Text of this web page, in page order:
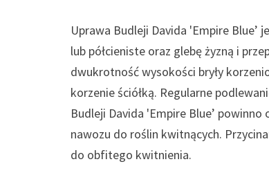
Uprawa Budleji Davida 'Empire
lub półcieniste oraz glebę żyzną i
dwukrotność wysokości bryły
korzenie ściółką. Regularne
Budleji Davida 'Empire Blue’
nawozu do roślin kwitnących.
do obfitego kwitnienia.